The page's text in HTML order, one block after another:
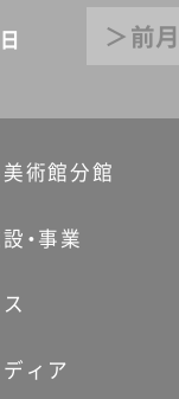
＞前月
術館分館
ケジュール
・事業
文学館
やアーツカード
ィア